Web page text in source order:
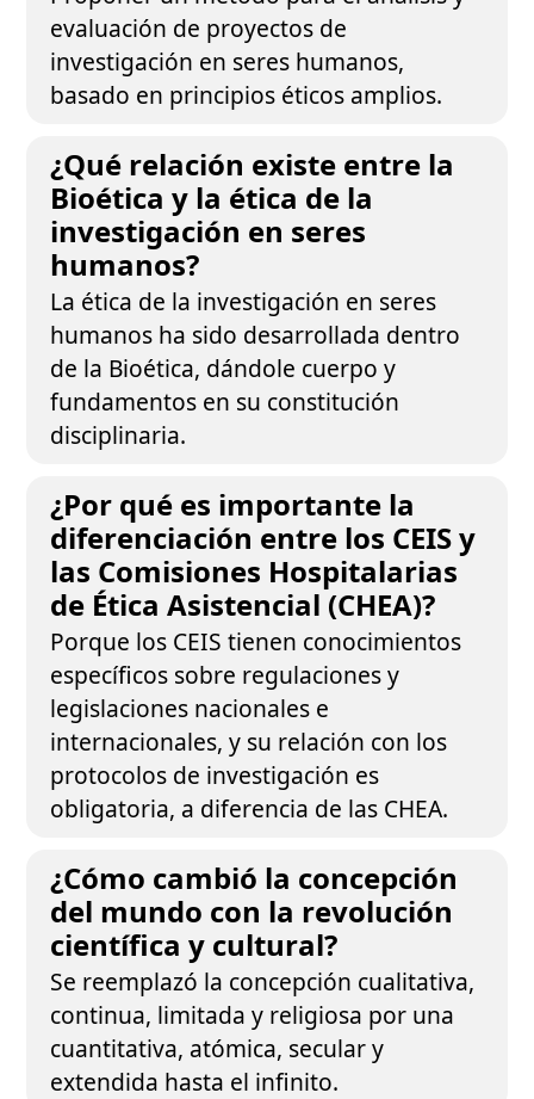
evaluación de proyectos de
investigación en seres humanos,
basado en principios éticos amplios.
¿Qué relación existe entre la
Bioética y la ética de la
investigación en seres
humanos?
La ética de la investigación en seres
humanos ha sido desarrollada dentro
de la Bioética, dándole cuerpo y
fundamentos en su constitución
disciplinaria.
¿Por qué es importante la
diferenciación entre los CEIS y
las Comisiones Hospitalarias
de Ética Asistencial (CHEA)?
Porque los CEIS tienen conocimientos
específicos sobre regulaciones y
legislaciones nacionales e
internacionales, y su relación con los
protocolos de investigación es
obligatoria, a diferencia de las CHEA.
¿Cómo cambió la concepción
del mundo con la revolución
científica y cultural?
Se reemplazó la concepción cualitativa,
continua, limitada y religiosa por una
cuantitativa, atómica, secular y
extendida hasta el infinito.